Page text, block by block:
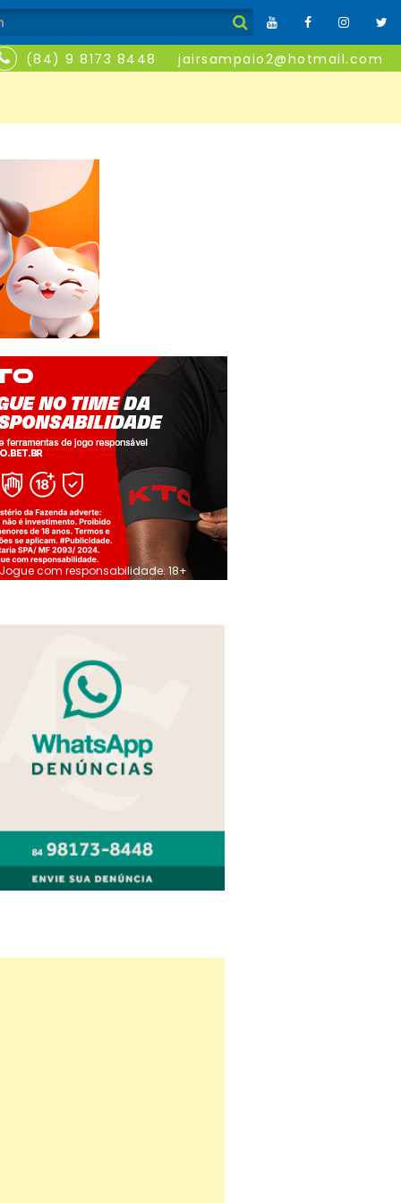
(84) 9 8173 8448 jairsampaio2@hotmail.com
Jogue com responsabilidade. 18+